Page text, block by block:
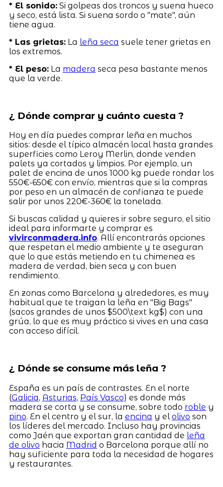
* El sonido:Si golpeas dos troncos y suena hueco
y seco, está lista. Si suena sordo o "mate", aún
tiene agua.
* Las grietas:La leña seca suele tener grietas en
los extremos.
* El peso:La madera seca pesa bastante menos
que la verde.
¿ Dónde comprar y cuánto cuesta ?
Hoy en día puedes comprar leña en muchos
sitios: desde el típico almacén local hasta grandes
superficies como Leroy Merlin, donde venden
palets ya cortados y limpios. Por ejemplo, un
palet de encina de unos 1000 kg puede rondar los
550€-650€ con envío, mientras que si la compras
por peso en un almacén de confianza te puede
salir por unos 220€-360€ la tonelada.
Si buscas calidad y quieres ir sobre seguro, el sitio
ideal para informarte y comprar es
vivirconmadera.info. Allí encontrarás opciones
que respetan el medio ambiente y te aseguran
que lo que estás metiendo en tu chimenea es
madera de verdad, bien seca y con buen
rendimiento.
En zonas como Barcelona y alrededores, es muy
habitual que te traigan la leña en "Big Bags"
(sacos grandes de unos $500\text kg$) con una
grúa, lo que es muy práctico si vives en una casa
con acceso difícil.
¿ Dónde se consume más leña ?
España es un país de contrastes. En el norte
(Galicia, Asturias, País Vasco) es donde más
madera se corta y se consume, sobre todo roble y
pino. En el centro y el sur, la encina y el olivo son
los líderes del mercado. Incluso hay provincias
como Jaén que exportan gran cantidad de leña
de olivo hacia Madrid o Barcelona porque allí no
hay suficiente para toda la necesidad de hogares
y restaurantes.